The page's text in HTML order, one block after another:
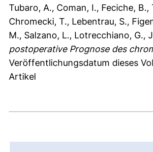
Tubaro, A., Coman, I., Feciche, B.,
Chromecki, T., Lebentrau, S.,
M., Salzano, L., Lotrecchiano, G.,
postoperative Prognose des
Veröffentlichungsdatum dieses
Artikel